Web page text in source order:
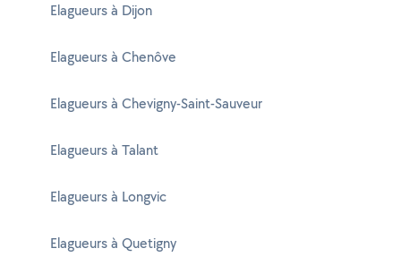
Elagueurs à Dijon
Elagueurs à Chenôve
Elagueurs à Chevigny-Saint-Sauveur
Elagueurs à Talant
Elagueurs à Longvic
Elagueurs à Quetigny